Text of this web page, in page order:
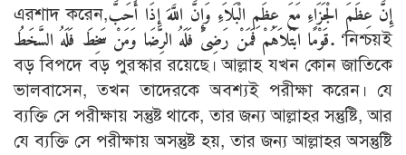
এরশাদ করেন,إِنَّ عِظَمَ الْجَزَاءِ مَعَ عِظَمِ الْبَلاَءِ وَإِنَّ اللَّهَ إِذَا أَحَبَّ
قَوْمًا ابْتَلاَهُمْ فَمَنْ رَضِىَ فَلَهُ الرِّضَا وَمَنْ سَخِطَ فَلَهُ السَّخَطُ.‘নিশ্চয়ই
বড় বিপদে বড় পুরস্কার রয়েছে। আল্লাহ যখন কোন জাতিকে
ভালবাসেন, তখন তাদেরকে অবশ্যই পরীক্ষা করেন। যে
ব্যক্তি সে পরীক্ষায় সন্তুষ্ট থাকে, তার জন্য আল্লাহর সন্তুষ্টি, আর
যে ব্যক্তি সে পরীক্ষায় অসন্তুষ্ট হয়, তার জন্য আল্লাহর অসন্তুষ্টি